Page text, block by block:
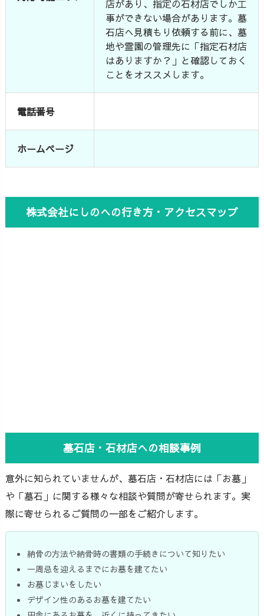
店があり、指定の石材店でしか工
事ができない場合があります。墓
石店へ見積もり依頼する前に、墓
地や霊園の管理先に「指定石材店
はありますか？」と確認しておく
ことをオススメします。
電話番号
ホームページ
株式会社にしのへの行き方・アクセスマップ
墓石店・石材店への相談事例
意外に知られていませんが、墓石店・石材店には「お墓」
や「墓石」に関する様々な相談や質問が寄せられます。実
際に寄せられるご質問の一部をご紹介します。
納骨の方法や納骨時の書類の手続きについて知りたい
一周忌を迎えるまでにお墓を建てたい
お墓じまいをしたい
デザイン性のあるお墓を建てたい